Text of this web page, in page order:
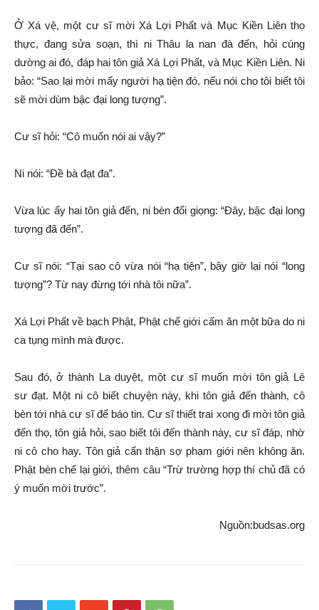
Ở Xá vệ, một cư sĩ mời Xá Lợi Phất và Mục Kiền Liên thọ
thực, đang sửa soạn, thì ni Thâu la nan đà đến, hỏi cúng
dường ai đó, đáp hai tôn giả Xá Lợi Phất, và Mục Kiền Liên. Ni
bảo: “Sao lại mời mấy người hạ tiện đó, nếu nói cho tôi biết tôi
sẽ mời dùm bậc đại long tượng”.
Cư sĩ hỏi: “Cô muốn nói ai vậy?”
Ni nói: “Đề bà đạt đa”.
Vừa lúc ấy hai tôn giả đến, ni bèn đổi giọng: “Đây, bậc đại long
tượng đã đến”.
Cư sĩ nói: “Tại sao cô vừa nói “hạ tiện”, bây giờ lại nói “long
tượng”? Từ nay đừng tới nhà tôi nữa”.
Xá Lợi Phất về bạch Phật, Phật chế giới cấm ăn một bữa do ni
ca tụng mình mà được.
Sau đó, ở thành La duyệt, một cư sĩ muốn mời tôn giả Lê
sư đạt. Một ni cô biết chuyện này, khi tôn giả đến thành, cô
bèn tới nhà cư sĩ để báo tin. Cư sĩ thiết trai xong đi mời tôn giả
đến thọ, tôn giả hỏi, sao biết tôi đến thành này, cư sĩ đáp, nhờ
ni cô cho hay. Tôn giả cẩn thận sợ phạm giới nên không ăn.
Phật bèn chế lại giới, thêm câu “Trừ trường hợp thí chủ đã có
ý muốn mời trước”.
Nguồn:budsas.org